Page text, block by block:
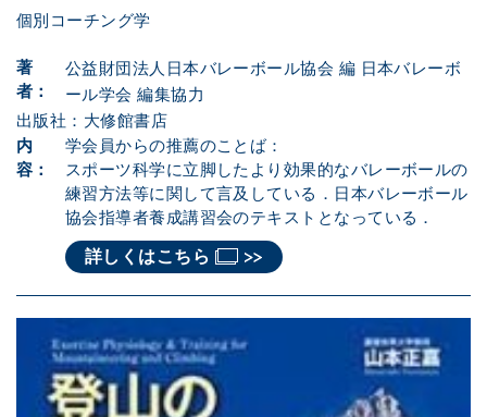
個別コーチング学
著
者：
公益財団法人日本バレーボール協会 編 日本バレーボ
ール学会 編集協力
出版社：大修館書店
内
容：
学会員からの推薦のことば：
スポーツ科学に立脚したより効果的なバレーボールの
練習方法等に関して言及している．日本バレーボール
協会指導者養成講習会のテキストとなっている．
詳しくはこちら